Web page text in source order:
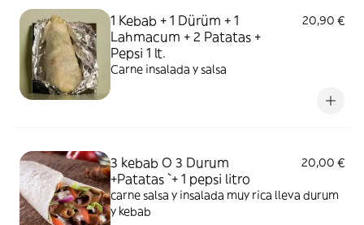
1 Kebab + 1 Dürüm + 1
Lahmacum + 2 Patatas +
Pepsi 1 lt.
20,90 €
Carne insalada y salsa
3 kebab O 3 Durum
+Patatas `+ 1 pepsi litro
20,00 €
carne salsa y insalada muy rica lleva durum
y kebab